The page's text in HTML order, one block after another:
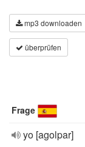
mp3 downloaden
überprüfen
Frage
yo [agolpar]